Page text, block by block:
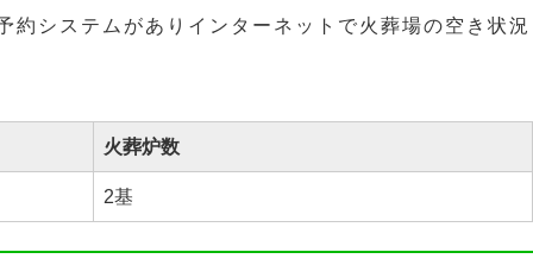
約システムがありインターネットで火葬場の空き状況
火葬炉数
2基